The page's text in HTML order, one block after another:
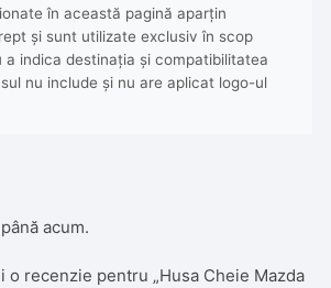
în această pagină aparțin
și sunt utilizate exclusiv în scop
indica destinația și compatibilitatea
nu include și nu are aplicat logo-ul
acum.
o recenzie pentru „Husa Cheie Mazda